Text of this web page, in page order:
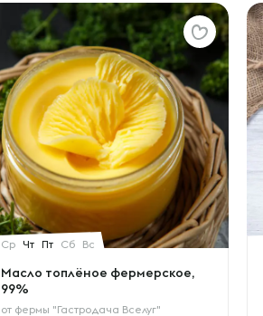
Ср Чт Пт Сб Вс
Масло топлёное фермерское,
99%
от фермы "Гастродача Вселуг"